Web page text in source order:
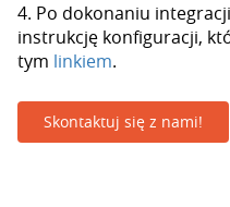
4. Po dokonaniu
instrukcję konfiguracji,
tym linkiem.
Skontaktuj się z nami!